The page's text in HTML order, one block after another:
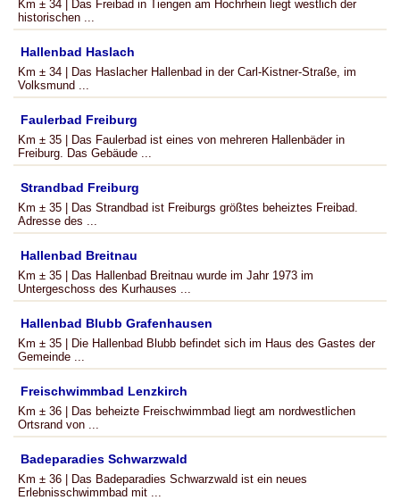
Km ± 34 | Das Freibad in Tiengen am Hochrhein liegt westlich der
historischen ...
Hallenbad Haslach
Km ± 34 | Das Haslacher Hallenbad in der Carl-Kistner-Straße, im
Volksmund ...
Faulerbad Freiburg
Km ± 35 | Das Faulerbad ist eines von mehreren Hallenbäder in
Freiburg. Das Gebäude ...
Strandbad Freiburg
Km ± 35 | Das Strandbad ist Freiburgs größtes beheiztes Freibad.
Adresse des ...
Hallenbad Breitnau
Km ± 35 | Das Hallenbad Breitnau wurde im Jahr 1973 im
Untergeschoss des Kurhauses ...
Hallenbad Blubb Grafenhausen
Km ± 35 | Die Hallenbad Blubb befindet sich im Haus des Gastes der
Gemeinde ...
Freischwimmbad Lenzkirch
Km ± 36 | Das beheizte Freischwimmbad liegt am nordwestlichen
Ortsrand von ...
Badeparadies Schwarzwald
Km ± 36 | Das Badeparadies Schwarzwald ist ein neues
Erlebnisschwimmbad mit ...